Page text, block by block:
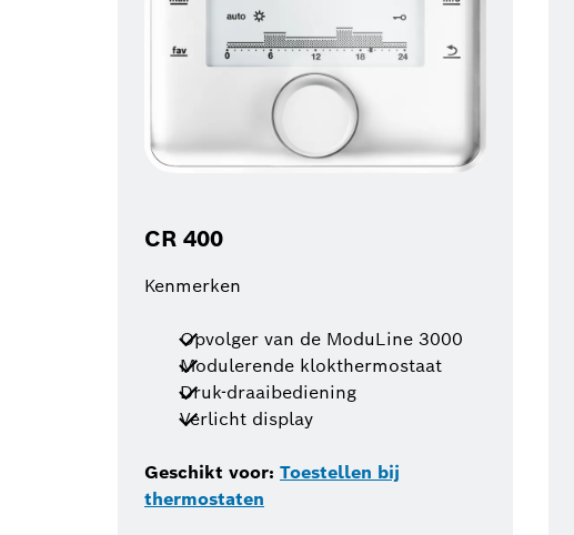
CR 400
Kenmerken
Opvolger van de ModuLine 3000
Modulerende klokthermostaat
Druk-draaibediening
Verlicht display
Geschikt voor: Toestellen bij
thermostaten